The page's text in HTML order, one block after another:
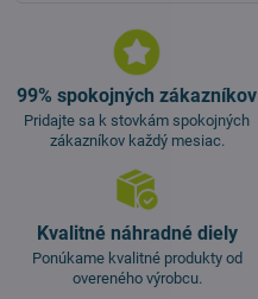
99% spokojných zákazníkov
Pridajte sa k stovkám spokojných
zákazníkov každý mesiac.
Kvalitné náhradné diely
Ponúkame kvalitné produkty od
overeného výrobcu.